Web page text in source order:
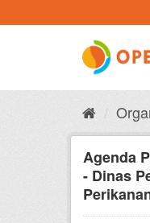
to
Agenda
- Dinas